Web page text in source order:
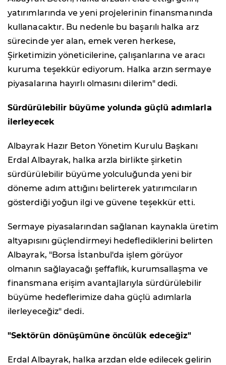
yatırımlarında ve yeni projelerinin finansmanında
kullanacaktır. Bu nedenle bu başarılı halka arz
sürecinde yer alan, emek veren herkese,
Şirketimizin yöneticilerine, çalışanlarına ve aracı
kuruma teşekkür ediyorum. Halka arzın sermaye
piyasalarına hayırlı olmasını dilerim" dedi.
Sürdürülebilir büyüme yolunda güçlü adımlarla
ilerleyecek
Albayrak Hazır Beton Yönetim Kurulu Başkanı
Erdal Albayrak, halka arzla birlikte şirketin
sürdürülebilir büyüme yolculuğunda yeni bir
döneme adım attığını belirterek yatırımcıların
gösterdiği yoğun ilgi ve güvene teşekkür etti.
Sermaye piyasalarından sağlanan kaynakla üretim
altyapısını güçlendirmeyi hedeflediklerini belirten
Albayrak, "Borsa İstanbul'da işlem görüyor
olmanın sağlayacağı şeffaflık, kurumsallaşma ve
finansmana erişim avantajlarıyla sürdürülebilir
büyüme hedeflerimize daha güçlü adımlarla
ilerleyeceğiz" dedi.
"Sektörün dönüşümüne öncülük edeceğiz"
Erdal Albayrak, halka arzdan elde edilecek gelirin